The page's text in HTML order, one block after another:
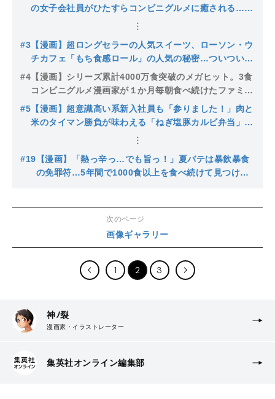
の女子会社員がひたすらコンビニグルメに癒される…3
食すべてコンビニ飯生活を続けてきた漫画家が描きたか
#3 【漫画】超ロングセラーの人気スイーツ、ローソン・ウ
チカフェ「もち食感ロール」の人気の秘密…ついつい食
べてしまうシンプルな美味しさに癒される
#4 【漫画】シリーズ累計4000万食突破のメガヒット。3食
コンビニグルメ漫画家が１か月毎朝食べ続けたファミマ
の『生コッペパン』の最大の魅力とは…
#5 【漫画】超意識高い系新入社員も「参りました！」肉と
米のタイマン勝負が味わえる「ねぎ塩豚カルビ弁当」は
心の健康を守ってくれる満足度◎
#19 【漫画】「熱っ辛っ…でも旨っ！」夏バテは暴飲暴食
の免罪符…5年間で1000食以上を食べ続けて見つけ
次のページ
画像ギャラリー
1 2 3
神ﾉ裂
漫画家・イラストレーター
集英社オンライン編集部